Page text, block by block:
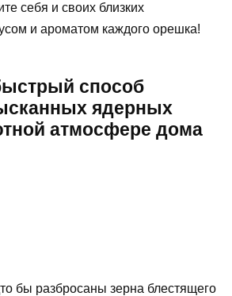
себя и своих близких
и ароматом каждого орешка!
способ
ядерных
атмосфере дома
бы разбросаны зерна блестящего